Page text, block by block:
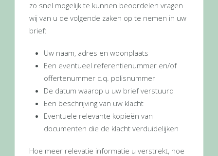
zo snel mogelijk te kunnen beoordelen vragen
wij van u de volgende zaken op te nemen in uw
brief:
Uw naam, adres en woonplaats
Een eventueel referentienummer en/of
offertenummer c.q. polisnummer
De datum waarop u uw brief verstuurd
Een beschrijving van uw klacht
Eventuele relevante kopieën van
documenten die de klacht verduidelijken
Hoe meer relevatie informatie u verstrekt, hoe